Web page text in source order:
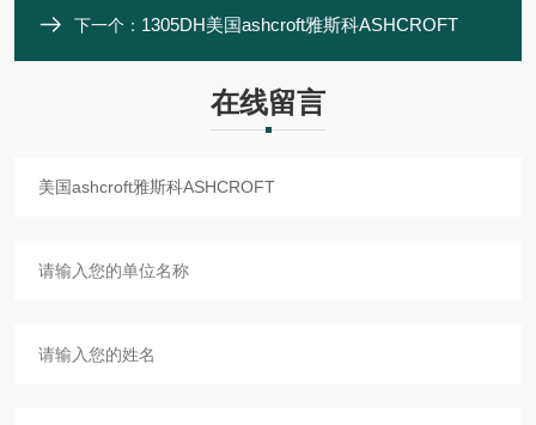
下一个： 1305DH美国ashcroft雅斯科ASHCROFT
在线留言